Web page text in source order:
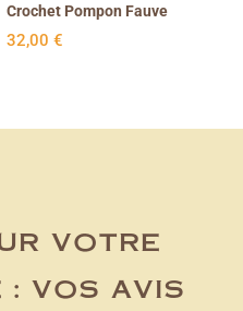
Crochet Pompon Fauve
32,00€
votre
vos avis